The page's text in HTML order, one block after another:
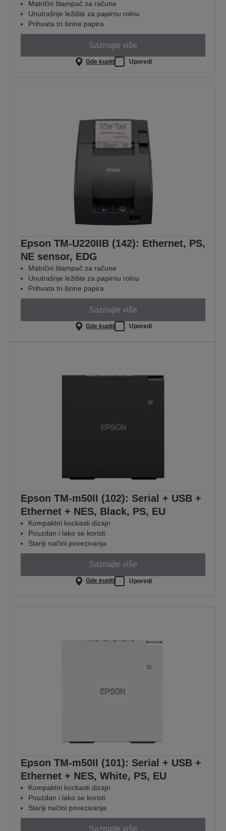
Matrični štampač za račune
Unutrašnje ležište za papirnu rolnu
Prihvata tri širine papira
Saznajte više
Gde kupiti Uporedi
Epson TM-U220IIB (142): Ethernet, PS,
NE sensor, EDG
Matrični štampač za račune
Unutrašnje ležište za papirnu rolnu
Prihvata tri širine papira
Saznajte više
Gde kupiti Uporedi
Epson TM-m50II (102): Serial + USB +
Ethernet + NES, Black, PS, EU
Kompaktni kockasti dizajn
Pouzdan i lako se koristi
Stariji načini povezivanja
Saznajte više
Gde kupiti Uporedi
Epson TM-m50II (101): Serial + USB +
Ethernet + NES, White, PS, EU
Kompaktni kockasti dizajn
Pouzdan i lako se koristi
Stariji načini povezivanja
Saznajte više